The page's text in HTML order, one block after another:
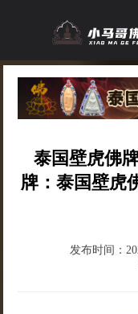
泰国壁虎佛
牌：泰国壁虎
发布时间：